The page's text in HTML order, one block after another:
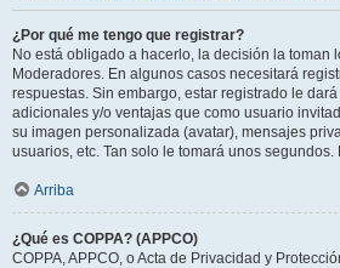
¿Por qué me tengo que registrar?
No está obligado a hacerlo, la decisión la toman
Moderadores. En algunos casos necesitará
respuestas. Sin embargo, estar registrado le
adicionales y/o ventajas que como usuario
su imagen personalizada (avatar), mensajes
usuarios, etc. Tan solo le tomará unos
Arriba
¿Qué es COPPA? (APPCO)
COPPA, APPCO, o Acta de Privacidad y